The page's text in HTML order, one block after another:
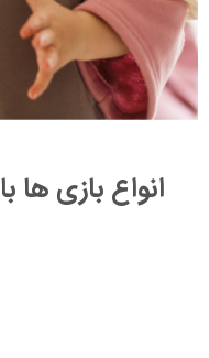
انواع بازی ها